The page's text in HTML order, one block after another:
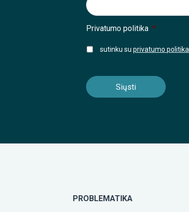
Privatumo politika *
sutinku suprivatumo politika
PROBLEMATIKA